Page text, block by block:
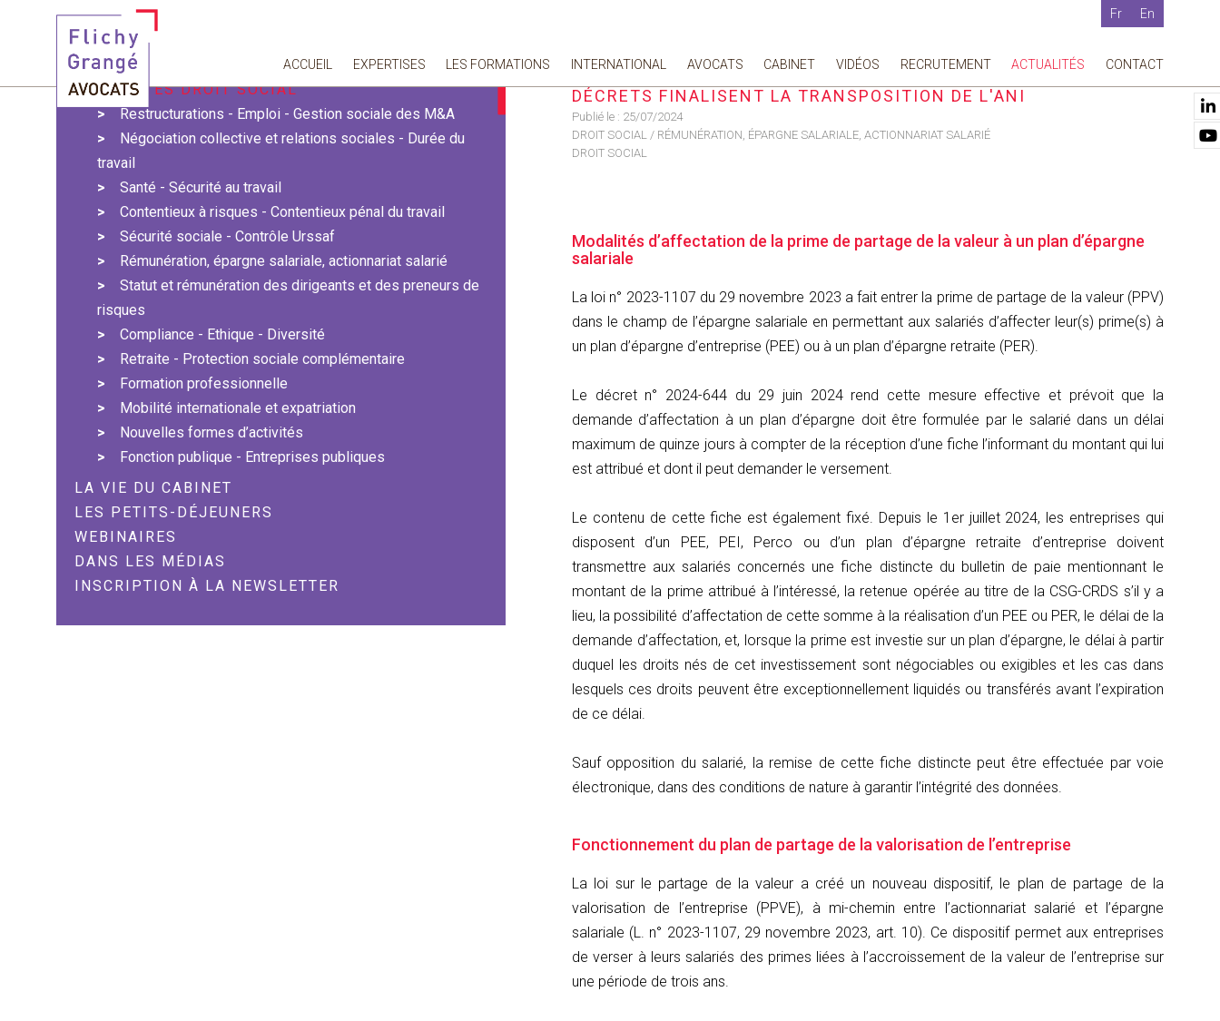
Fr En
ACCUEIL EXPERTISES LES FORMATIONS INTERNATIONAL AVOCATS CABINET VIDÉOS RECRUTEMENT ACTUALITÉS CONTACT
Actualités
ACTUALITÉS DROIT SOCIAL
Restructurations - Emploi - Gestion sociale des M&A
Négociation collective et relations sociales - Durée du
travail
Santé - Sécurité au travail
Contentieux à risques - Contentieux pénal du travail
Sécurité sociale - Contrôle Urssaf
Rémunération, épargne salariale, actionnariat salarié
Statut et rémunération des dirigeants et des preneurs de
risques
Compliance - Ethique - Diversité
Retraite - Protection sociale complémentaire
Formation professionnelle
Mobilité internationale et expatriation
Nouvelles formes d’activités
Fonction publique - Entreprises publiques
LA VIE DU CABINET
LES PETITS-DÉJEUNERS
WEBINAIRES
DANS LES MÉDIAS
INSCRIPTION À LA NEWSLETTER
CE QUI CHANGE | LOI RELATIVE AU PARTAGE DE LA VALEUR : DEUX
DÉCRETS FINALISENT LA TRANSPOSITION DE L'ANI
Publié le : 25/07/2024
DROIT SOCIAL / RÉMUNÉRATION, ÉPARGNE SALARIALE, ACTIONNARIAT SALARIÉ
DROIT SOCIAL
Modalités d’affectation de la prime de partage de la valeur à un plan d’épargne
salariale
La loi n° 2023-1107 du 29 novembre 2023 a fait entrer la prime de partage de la valeur (PPV)
dans le champ de l’épargne salariale en permettant aux salariés d’affecter leur(s) prime(s) à
un plan d’épargne d’entreprise (PEE) ou à un plan d’épargne retraite (PER).
Le décret n° 2024-644 du 29 juin 2024 rend cette mesure effective et prévoit que la
demande d’affectation à un plan d’épargne doit être formulée par le salarié dans un délai
maximum de quinze jours à compter de la réception d’une fiche l’informant du montant qui lui
est attribué et dont il peut demander le versement.
Le contenu de cette fiche est également fixé. Depuis le 1er juillet 2024, les entreprises qui
disposent d’un PEE, PEI, Perco ou d’un plan d’épargne retraite d’entreprise doivent
transmettre aux salariés concernés une fiche distincte du bulletin de paie mentionnant le
montant de la prime attribué à l’intéressé, la retenue opérée au titre de la CSG-CRDS s’il y a
lieu, la possibilité d’affectation de cette somme à la réalisation d’un PEE ou PER, le délai de la
demande d’affectation, et, lorsque la prime est investie sur un plan d’épargne, le délai à partir
duquel les droits nés de cet investissement sont négociables ou exigibles et les cas dans
lesquels ces droits peuvent être exceptionnellement liquidés ou transférés avant l’expiration
de ce délai.
Sauf opposition du salarié, la remise de cette fiche distincte peut être effectuée par voie
électronique, dans des conditions de nature à garantir l’intégrité des données.
Fonctionnement du plan de partage de la valorisation de l’entreprise
La loi sur le partage de la valeur a créé un nouveau dispositif, le plan de partage de la
valorisation de l’entreprise (PPVE), à mi-chemin entre l’actionnariat salarié et l’épargne
salariale (L. n° 2023-1107, 29 novembre 2023, art. 10). Ce dispositif permet aux entreprises
de verser à leurs salariés des primes liées à l’accroissement de la valeur de l’entreprise sur
une période de trois ans.